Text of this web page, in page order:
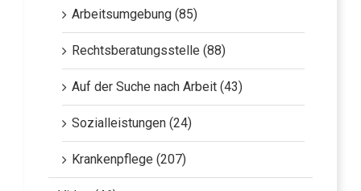
Arbeitsumgebung (85)
Rechtsberatungsstelle (88)
Auf der Suche nach Arbeit (43)
Sozialleistungen (24)
Krankenpflege (207)